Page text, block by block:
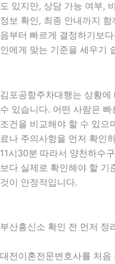
도 있지만, 상담 가능 여부,
정보 확인, 최종 안내까지
음부터 빠르게 결정하기보
인에게 맞는 기준을 세우기
김포공항주차대행는 상황
수 있습니다. 어떤 사람은
조건을 비교해야 할 수 있으
료나 주의사항을 먼저 확인
11시30분 따라서 양천하수
보다 실제로 확인해야 할 기
것이 안정적입니다.
부산흥신소 확인 전 먼저 정
대전이혼전문변호사를 처